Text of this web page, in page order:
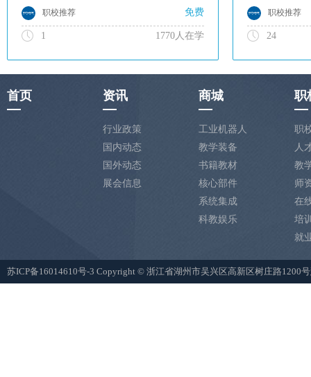
职校推荐 免费
1 1770人在学
职校推荐
24
首页 资讯
行业政策
国内动态
国外动态
展会信息
商城
工业机器人
教学装备
书籍教材
核心部件
系统集成
科教娱乐
职
职
人
教
师
在
培
就
苏ICP备16014610号-3 Copyright © 浙江省湖州市吴兴区高新区树庄路